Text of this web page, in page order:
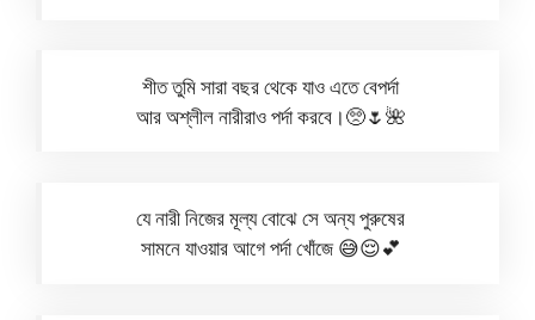
শীত তুমি সারা বছর থেকে যাও এতে বেপর্দা
আর অশ্লীল নারীরাও পর্দা করবে।🥺🌷🌺
যে নারী নিজের মূল্য বোঝে সে অন্য পুরুষের
সামনে যাওয়ার আগে পর্দা খোঁজে 😅😌💕